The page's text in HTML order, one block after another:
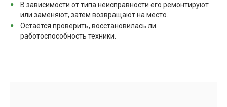
В зависимости от типа неисправности его ремонтируют
или заменяют, затем возвращают на место.
Остаётся проверить, восстановилась ли
работоспособность техники.